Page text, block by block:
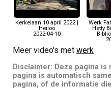
Kerkelaan 10 april 2022 |
Heiloo
2022-04-10
Werk
Hetty
Meer video's met werk
Disclaimer: Deze pagina
pagina is automatisch
pagina, of de informatie